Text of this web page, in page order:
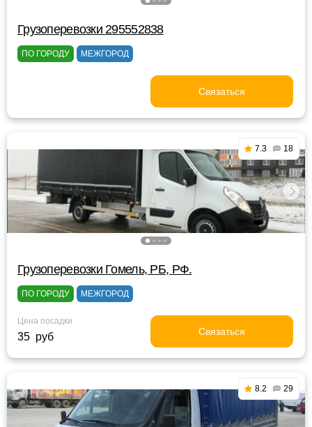
Грузоперевозки 295552838
ПО ГОРОДУ МЕЖГОРОД
Связаться
7.3 18
Грузоперевозки Гомель, РБ, РФ.
ПО ГОРОДУ МЕЖГОРОД
Цена посадки
35 руб Связаться
8.2 29